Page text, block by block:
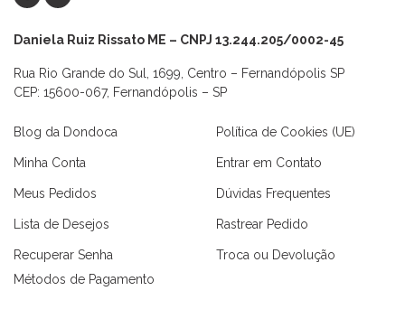
Daniela Ruiz Rissato ME – CNPJ 13.244.205/0002-45
Rua Rio Grande do Sul, 1699, Centro – Fernandópolis SP
CEP: 15600-067, Fernandópolis – SP
Blog da Dondoca
Minha Conta
Meus Pedidos
Lista de Desejos
Recuperar Senha
Política de Cookies (UE)
Entrar em Contato
Dúvidas Frequentes
Rastrear Pedido
Troca ou Devolução
Métodos de Pagamento